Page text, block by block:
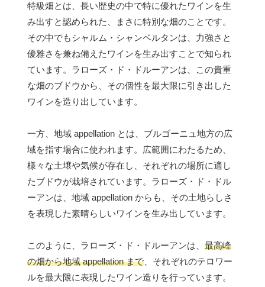
特級畑とは、長い歴史の中で特に優れたワインを生
み出すと認められた、まさに特別な畑のことです。
その中でもシャルム・シャンベルタンは、力強さと
優雅さを兼ね備えたワインを生み出すことで知られ
ています。ラローズ・ド・ドルーアンは、この貴重
な畑のブドウから、その個性を最大限に引き出した
ワインを造り出しています。
一方、地域 appellation とは、ブルゴーニュ地方の広
域を指す場合に使われます。広範囲にわたるため、
様々な土壌や気候が存在し、それぞれの場所に適し
たブドウが栽培されています。ラローズ・ド・ドル
ーアンは、地域 appellation からも、その土地らしさ
を表現した素晴らしいワインを生み出しています。
このように、ラローズ・ド・ドルーアンは、 最高峰
の畑から地域 appellation まで、それぞれのテロワー
ルを最大限に表現したワイン造りを行っています。